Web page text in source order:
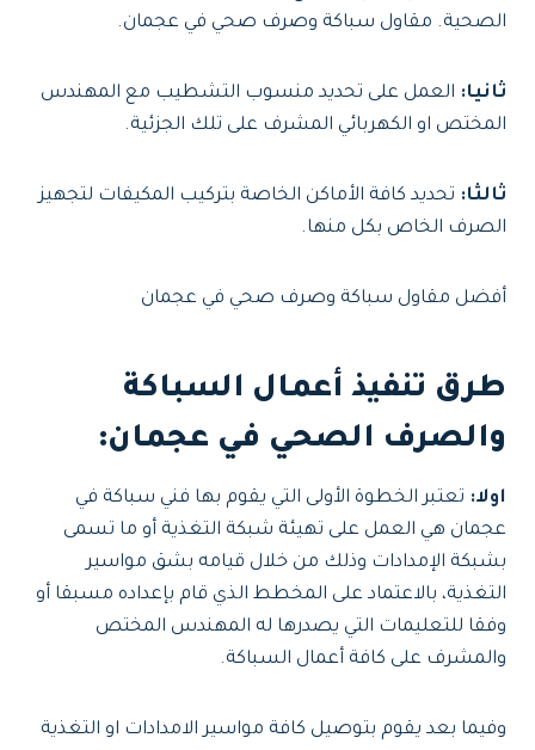
الصحية. مقاول سباكة وصرف صحي في عجمان.
ثانيا: العمل على تحديد منسوب التشطيب مع المهندس
المختص او الكهربائي المشرف على تلك الجزئية.
ثالثا: تحديد كافة الأماكن الخاصة بتركيب المكيفات لتجهيز
الصرف الخاص بكل منها.
أفضل مقاول سباكة وصرف صحي في عجمان
طرق تنفيذ أعمال السباكة
والصرف الصحي في عجمان:
اولا: تعتبر الخطوة الأولى التي يقوم بها فني سباكة في
عجمان هي العمل على تهيئة شبكة التغذية أو ما تسمى
بشبكة الإمدادات وذلك من خلال قيامه بشق مواسير
التغذية، بالاعتماد على المخطط الذي قام بإعداده مسبقا أو
وفقا للتعليمات التي يصدرها له المهندس المختص
والمشرف على كافة أعمال السباكة.
وفيما بعد يقوم بتوصيل كافة مواسير الامدادات او التغذية